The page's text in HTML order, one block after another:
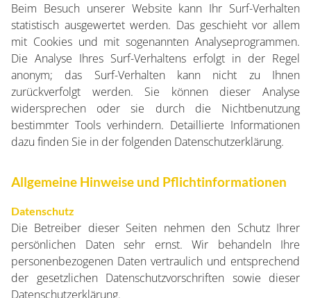
Beim Besuch unserer Website kann Ihr Surf-Verhalten
statistisch ausgewertet werden. Das geschieht vor allem
mit Cookies und mit sogenannten Analyseprogrammen.
Die Analyse Ihres Surf-Verhaltens erfolgt in der Regel
anonym; das Surf-Verhalten kann nicht zu Ihnen
zurückverfolgt werden. Sie können dieser Analyse
widersprechen oder sie durch die Nichtbenutzung
bestimmter Tools verhindern. Detaillierte Informationen
dazu finden Sie in der folgenden Datenschutzerklärung.
Allgemeine Hinweise und Pflichtinformationen
Datenschutz
Die Betreiber dieser Seiten nehmen den Schutz Ihrer
persönlichen Daten sehr ernst. Wir behandeln Ihre
personenbezogenen Daten vertraulich und entsprechend
der gesetzlichen Datenschutzvorschriften sowie dieser
Datenschutzerklärung.